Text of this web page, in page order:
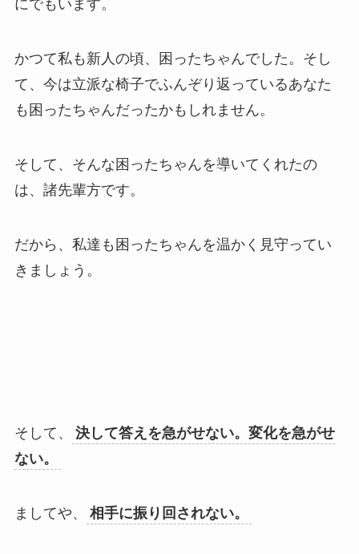
にでもいます。
かつて私も新人の頃、困ったちゃんでした。そし
て、今は立派な椅子でふんぞり返っているあなた
も困ったちゃんだったかもしれません。
そして、そんな困ったちゃんを導いてくれたの
は、諸先輩方です。
だから、私達も困ったちゃんを温かく見守ってい
きましょう。
そして、
決して答えを急がせない。変化を急がせ
ない。
ましてや、 相手に振り回されない。